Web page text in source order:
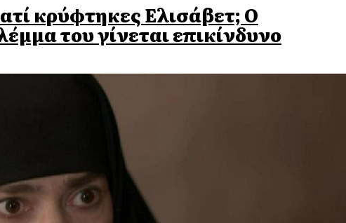
κρύφτηκες Ελισάβετ; Ο
του γίνεται επικίνδυνο